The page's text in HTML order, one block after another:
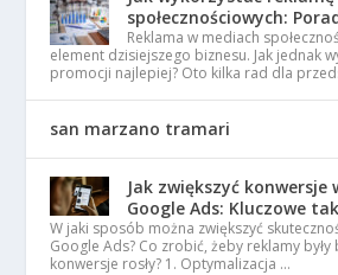
społecznościowych:
Reklama w mediach
element dzisiejszego biznesu. Jak jednak
promocji najlepiej? Oto kilka rad dla
san marzano tramari
Jak zwiększyć konwersje
Google Ads: Kluczowe
W jaki sposób można zwiększyć
Google Ads? Co zrobić, żeby reklamy
konwersje rosły? 1. Optymalizacja …